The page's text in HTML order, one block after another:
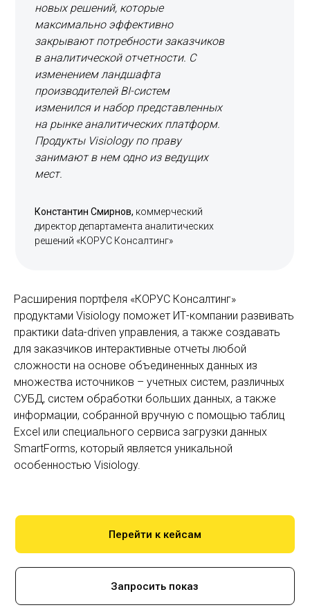
новых решений, которые
максимально эффективно
закрывают потребности заказчиков
в аналитической отчетности. С
изменением ландшафта
производителей BI-систем
изменился и набор представленных
на рынке аналитических платформ.
Продукты Visiology по праву
занимают в нем одно из ведущих
мест.
Константин Смирнов, коммерческий
директор департамента аналитических
решений «КОРУС Консалтинг»
Расширения портфеля «КОРУС Консалтинг»
продуктами Visiology поможет ИТ-компании развивать
практики data-driven управления, а также создавать
для заказчиков интерактивные отчеты любой
сложности на основе объединенных данных из
множества источников – учетных систем, различных
СУБД, систем обработки больших данных, а также
информации, собранной вручную с помощью таблиц
Excel или специального сервиса загрузки данных
SmartForms, который является уникальной
особенностью Visiology.
Перейти к кейсам
Запросить показ